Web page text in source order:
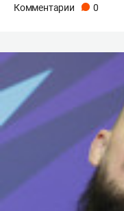
Комментарии 0